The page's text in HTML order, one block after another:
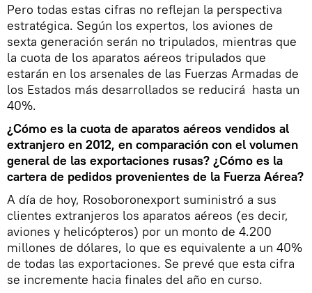
Pero todas estas cifras no reflejan la perspectiva
estratégica. Según los expertos, los aviones de
sexta generación serán no tripulados, mientras que
la cuota de los aparatos aéreos tripulados que
estarán en los arsenales de las Fuerzas Armadas de
los Estados más desarrollados se reducirá hasta un
40%.
¿Cómo es la cuota de aparatos aéreos vendidos al
extranjero en 2012, en comparación con el volumen
general de las exportaciones rusas? ¿Cómo es la
cartera de pedidos provenientes de la Fuerza Aérea?
A día de hoy, Rosoboronexport suministró a sus
clientes extranjeros los aparatos aéreos (es decir,
aviones y helicópteros) por un monto de 4.200
millones de dólares, lo que es equivalente a un 40%
de todas las exportaciones. Se prevé que esta cifra
se incremente hacia finales del año en curso.